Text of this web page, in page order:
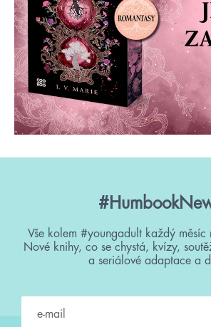
Vše kolem #youngadult každý měsíc
Nové knihy, co se chystá, kvízy,
a seriálové adaptace a